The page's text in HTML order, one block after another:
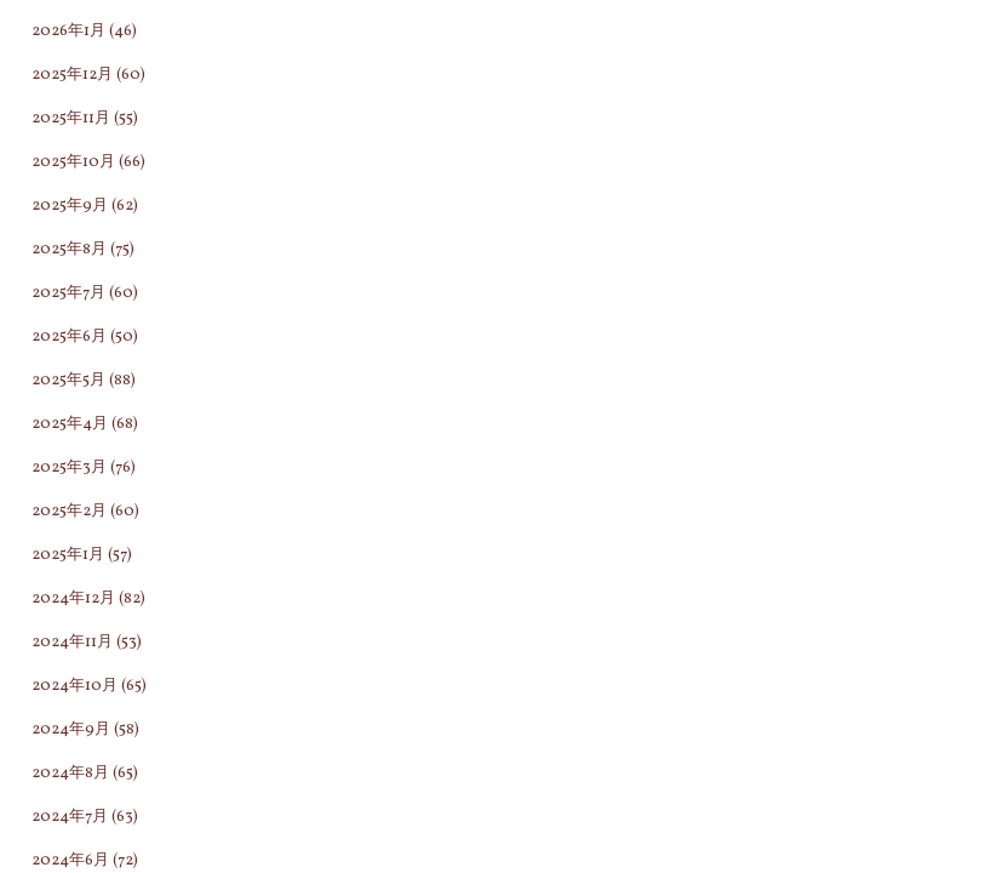
2026年1月 (46)
2025年12月 (60)
2025年11月 (55)
2025年10月 (66)
2025年9月 (62)
2025年8月 (75)
2025年7月 (60)
2025年6月 (50)
2025年5月 (88)
2025年4月 (68)
2025年3月 (76)
2025年2月 (60)
2025年1月 (57)
2024年12月 (82)
2024年11月 (53)
2024年10月 (65)
2024年9月 (58)
2024年8月 (65)
2024年7月 (63)
2024年6月 (72)